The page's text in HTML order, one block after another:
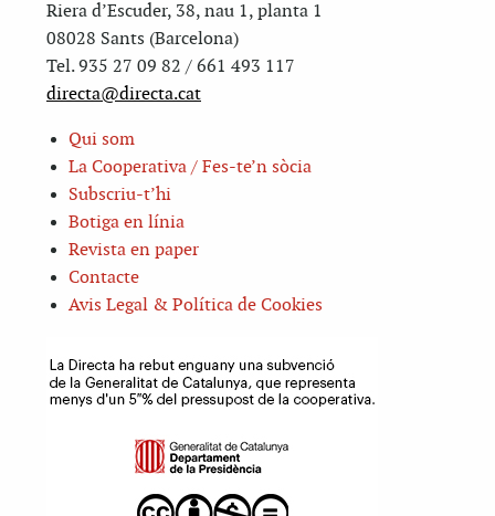
Riera d’Escuder, 38, nau 1, planta 1
08028 Sants (Barcelona)
Tel. 935 27 09 82 / 661 493 117
directa@directa.cat
Qui som
La Cooperativa / Fes-te’n sòcia
Subscriu-t’hi
Botiga en línia
Revista en paper
Contacte
Avis Legal & Política de Cookies